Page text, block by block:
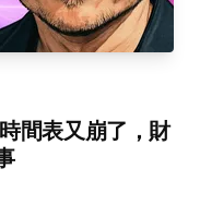
間表又崩了，財